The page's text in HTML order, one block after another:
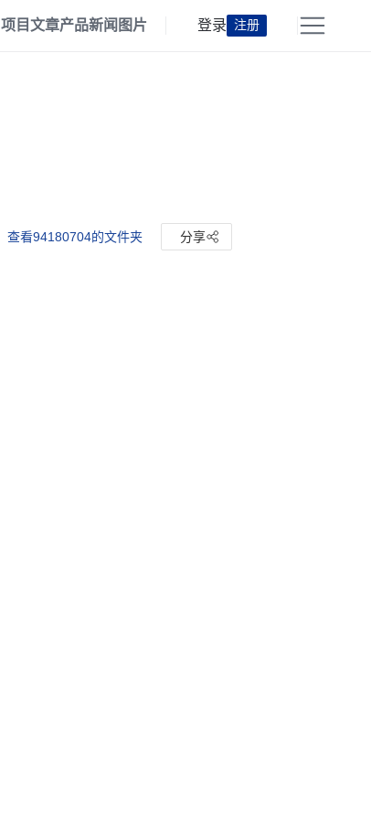
项目文章产品新闻 图片 登录 注册
查看94180704的文件夹 分享